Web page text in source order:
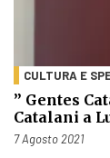
CULTURA E
” Gentes
Catalani a
Pubblicato il
7 Agosto 2021